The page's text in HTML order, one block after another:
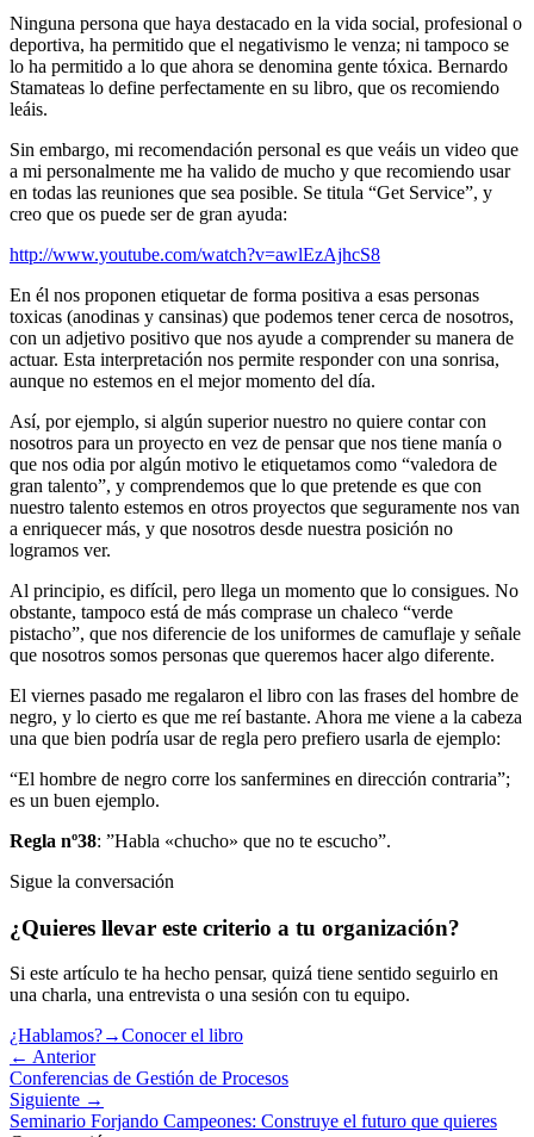
Ninguna persona que haya destacado en la vida social, profesional o
deportiva, ha permitido que el negativismo le venza; ni tampoco se
lo ha permitido a lo que ahora se denomina gente tóxica. Bernardo
Stamateas lo define perfectamente en su libro, que os recomiendo
leáis.
Sin embargo, mi recomendación personal es que veáis un video que
a mi personalmente me ha valido de mucho y que recomiendo usar
en todas las reuniones que sea posible. Se titula “Get Service”, y
creo que os puede ser de gran ayuda:
http://www.youtube.com/watch?v=awlEzAjhcS8
En él nos proponen etiquetar de forma positiva a esas personas
toxicas (anodinas y cansinas) que podemos tener cerca de nosotros,
con un adjetivo positivo que nos ayude a comprender su manera de
actuar. Esta interpretación nos permite responder con una sonrisa,
aunque no estemos en el mejor momento del día.
Así, por ejemplo, si algún superior nuestro no quiere contar con
nosotros para un proyecto en vez de pensar que nos tiene manía o
que nos odia por algún motivo le etiquetamos como “valedora de
gran talento”, y comprendemos que lo que pretende es que con
nuestro talento estemos en otros proyectos que seguramente nos van
a enriquecer más, y que nosotros desde nuestra posición no
logramos ver.
Al principio, es difícil, pero llega un momento que lo consigues. No
obstante, tampoco está de más comprase un chaleco “verde
pistacho”, que nos diferencie de los uniformes de camuflaje y señale
que nosotros somos personas que queremos hacer algo diferente.
El viernes pasado me regalaron el libro con las frases del hombre de
negro, y lo cierto es que me reí bastante. Ahora me viene a la cabeza
una que bien podría usar de regla pero prefiero usarla de ejemplo:
“El hombre de negro corre los sanfermines en dirección contraria”;
es un buen ejemplo.
Regla nº38: ”Habla «chucho» que no te escucho”.
Sigue la conversación
¿Quieres llevar este criterio a tu organización?
Si este artículo te ha hecho pensar, quizá tiene sentido seguirlo en
una charla, una entrevista o una sesión con tu equipo.
¿Hablamos?→Conocer el libro
← Anterior
Conferencias de Gestión de Procesos
Siguiente →
Seminario Forjando Campeones: Construye el futuro que quieres